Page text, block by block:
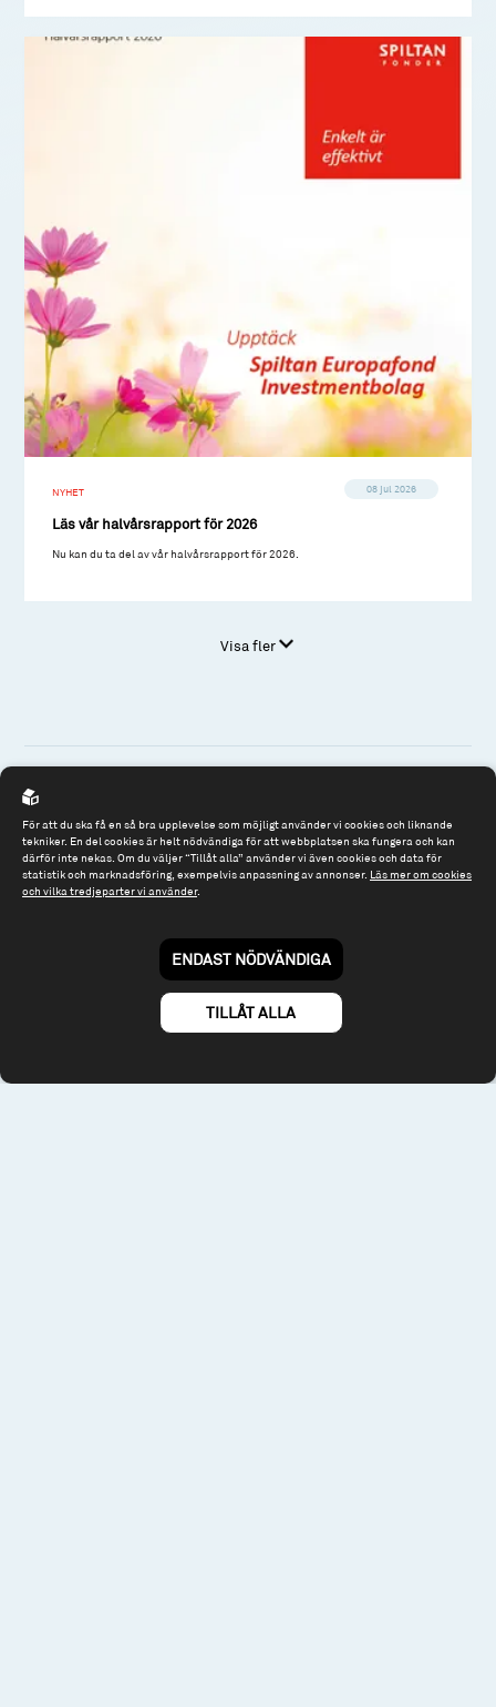
NYHET 08 jul 2026
Läs vår halvårsrapport för 2026
Nu kan du ta del av vår halvårsrapport för 2026.
Visa fler
Spiltan Fonder AB
Riddargatan 17
114 57 Stockholm
Tel: 08 - 545 813 40
För att du ska få en så bra upplevelse som möjligt använder vi cookies och liknande
tekniker. En del cookies är helt nödvändiga för att webbplatsen ska fungera och kan
därför inte nekas. Om du väljer “Tillåt alla” använder vi även cookies och data för
statistik och marknadsföring, exempelvis anpassning av annonser. Läs mer om cookies
och vilka tredjeparter vi använder.
ENDAST NÖDVÄNDIGA
TILLÅT ALLA